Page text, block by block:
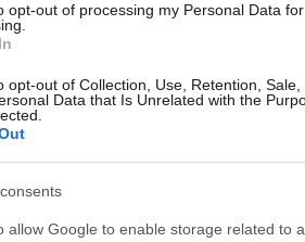
opt-out of processing my Personal Data
opt-out of Collection, Use, Retention,
Data that Is Unrelated with the
allow Google to enable storage related to
Brakuje czegoś w
abonenci Dobrego